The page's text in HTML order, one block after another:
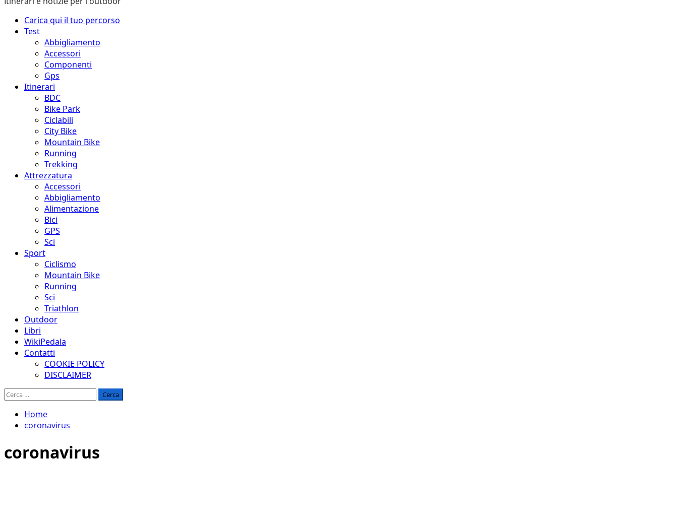
Menu
principale
Carica qui il tuo percorso
Test
Abbigliamento
Accessori
Componenti
Gps
Itinerari
BDC
Bike Park
Ciclabili
City Bike
Mountain Bike
Running
Trekking
Attrezzatura
Accessori
Abbigliamento
Alimentazione
Bici
GPS
Sci
Sport
Ciclismo
Mountain Bike
Running
Sci
Triathlon
Outdoor
Libri
WikiPedala
Contatti
COOKIE POLICY
DISCLAIMER
Ricerca
Home
coronavirus
coronavirus